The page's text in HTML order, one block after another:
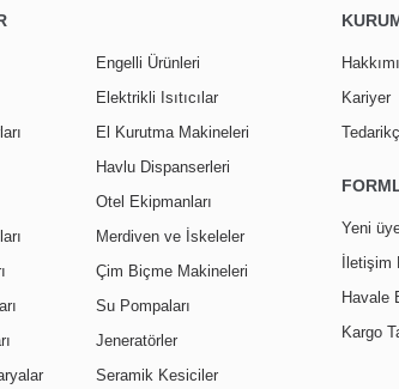
S'tina İki Duvar Arası Duşakabin Küvetsiz
1.964,64 TL
Engelli Ürünleri
Elektrikli Isıtıcılar
El Kurutma Makineleri
Havlu Dispanserleri
Otel Ekipmanları
Merdiven ve İskeleler
Çim Biçme Makineleri
Su Pompaları
Jeneratörler
Seramik Kesiciler
Kariyer
Yeni
İletişim
Havale
Kargo